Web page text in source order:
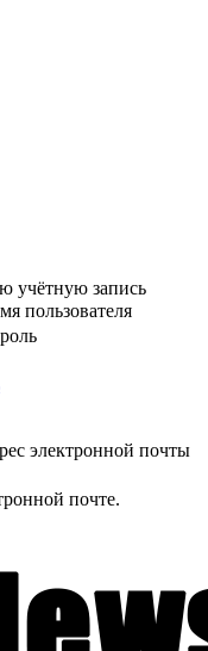
учётную запись
пользователя
электронной почты
почте.